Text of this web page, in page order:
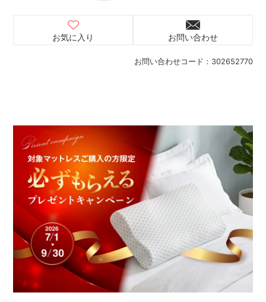
お問い合わせコード： 302652770
お気に入り お問い合わせ